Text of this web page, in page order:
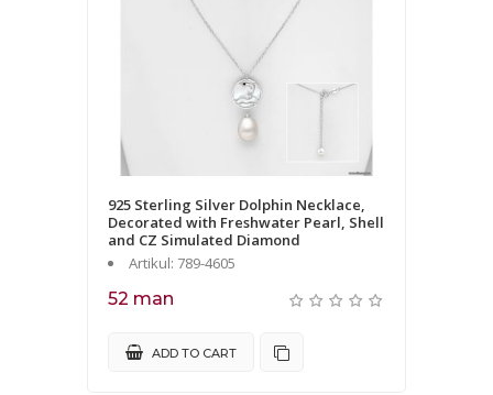
925 Sterling Silver Dolphin Necklace,
Decorated with Freshwater Pearl, Shell
and CZ Simulated Diamond
Artikul: 789-4605
52 man
ADD TO CART